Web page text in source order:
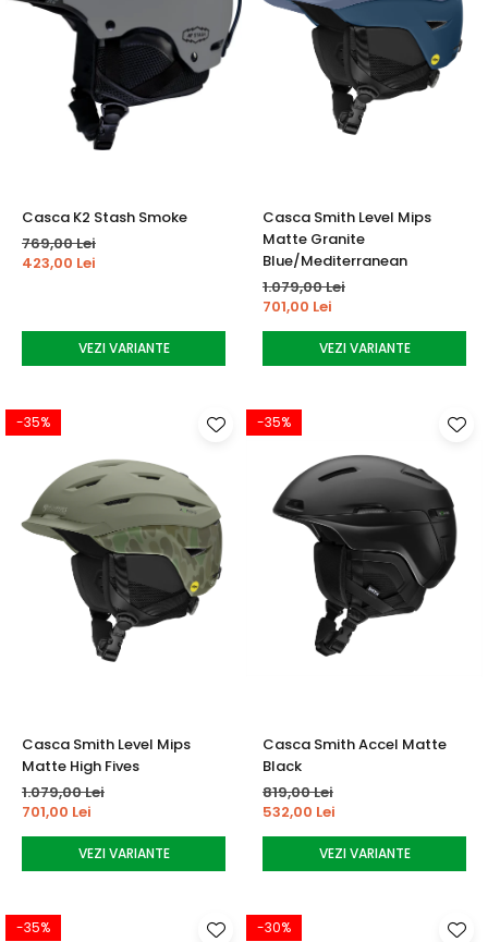
Casca K2 Stash Smoke
769,00 Lei
423,00 Lei
VEZI VARIANTE
Casca Smith Level Mips
Matte Granite
Blue/Mediterranean
1.079,00 Lei
701,00 Lei
VEZI VARIANTE
-35%
Casca Smith Level Mips
Matte High Fives
1.079,00 Lei
701,00 Lei
VEZI VARIANTE
-35%
Casca Smith Accel Matte
Black
819,00 Lei
532,00 Lei
VEZI VARIANTE
-35% -30%